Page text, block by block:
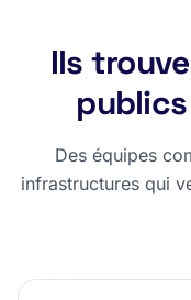
Ils
Des équipes
infrastructures qui